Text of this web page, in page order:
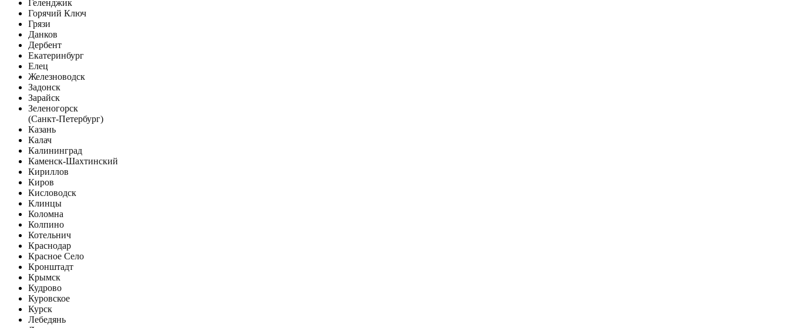
Геленджик
Горячий Ключ
Грязи
Данков
Дербент
Екатеринбург
Елец
Железноводск
Задонск
Зарайск
Зеленогорск
(Санкт-Петербург)
Казань
Калач
Калининград
Каменск-Шахтинский
Кириллов
Киров
Кисловодск
Клинцы
Коломна
Колпино
Котельнич
Краснодар
Красное Село
Кронштадт
Крымск
Кудрово
Куровское
Курск
Лебедянь